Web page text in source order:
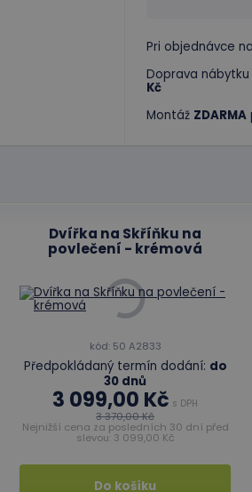
Pri objednávce
Doprava nábytku
Kč
Montáž ZDARMA
Dvířka na Skříňku na
povlečení - krémová
kód: 50 A2833
Předpokládaný termín dodání: do
30 dnů
3 099,00 Kč s DPH
3 370,00 Kč
Nejnižší cena za posledních 30 dní před
slevou: 3 099,00 Kč
Do košíku